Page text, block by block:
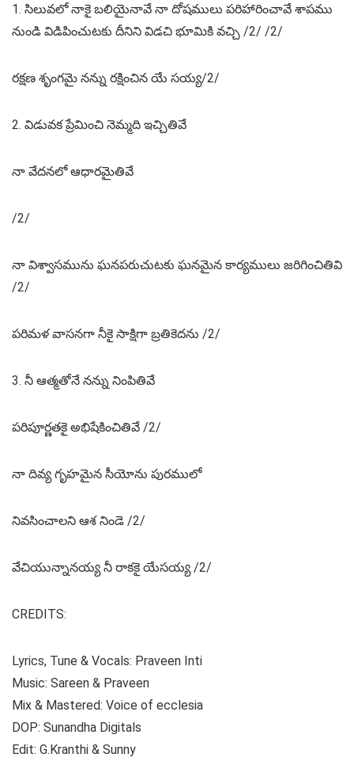
1. సిలువలో నాకై బలియైనావే నా దోషములు పరిహారించావే శాపము
నుండి విడిపించుటకు దీనిని విడచి భూమికి వచ్చి /2/ /2/
రక్షణ శృంగమై నన్ను రక్షించిన యే సయ్య/2/
2. విడువక ప్రేమించి నెమ్మది ఇచ్చితివే
నా వేదనలో ఆధారమైతివే
/2/
నా విశ్వాసమును ఘనపరుచుటకు ఘనమైన కార్యములు జరిగించితివి
/2/
పరిమళ వాసనగా నీకై సాక్షిగా బ్రతికెదను /2/
3. నీ ఆత్మతోనే నన్ను నింపితివే
పరిపూర్ణతకై అభిషేకించితివే /2/
నా దివ్య గృహమైన సీయోను పురములో
నివసించాలని ఆశ నిండె /2/
వేచియున్నానయ్య నీ రాకకై యేసయ్య /2/
CREDITS:
Lyrics, Tune & Vocals: Praveen Inti
Music: Sareen & Praveen
Mix & Mastered: Voice of ecclesia
DOP: Sunandha Digitals
Edit: G.Kranthi & Sunny